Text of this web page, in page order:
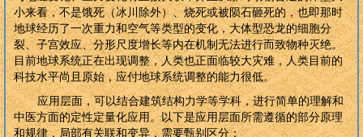
小来看，不是饿死（冰川除外）、烧死或被陨石砸死的，也即那时
地球经历了一次重力和空气等类型的变化，大体型恐龙的细胞分
裂、子宫效应、分形尺度增长等内在机制无法进行而致物种灭绝。
目前地球系统正在出现调整，人类也正面临较大灾难，人类目前的
科技水平尚且原始，应付地球系统调整的能力很低。
应用层面，可以结合建筑结构力学等学科，进行简单的理解和
中医方面的定性定量化应用。以下是应用层面所需遵循的部分原理
和规律，局部有关联和变异，需要甄别区分：